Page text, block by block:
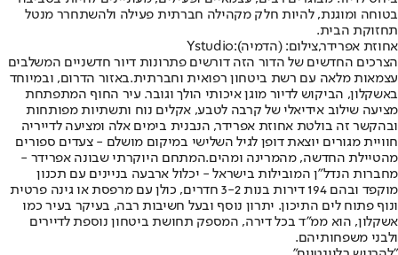
בטוחה ומוגנת, להיות חלק מקהילה חברתית פעילה ולהשתחרר מנטל
תחזוקת הבית.
אחוזת אפרידר,צילום: (הדמיה):Ystudio
הצרכים החדשים של הדור הזה דורשים פתרונות דיור חדשניים המשלבים
עצמאות מלאה עם רשת ביטחון רפואית וחברתית.באזור הדרום, ובמיוחד
באשקלון, הביקוש לדיור מוגן איכותי הולך וגובר. עיר החוף המתפתחת
מציעה שילוב אידיאלי של קרבה לטבע, אקלים נוח ותשתיות מפותחות
ובהקשר זה בולטת אחוזת אפרידר, הנבנית בימים אלה ומציעה לדייריה
חוויית מגורים יוצאת דופן לגיל השלישי במיקום מושלם - צעדים ספורים
מהטיילת החדשה, מהמרינה ומהים.המתחם היוקרתי שבונה אפרידר -
מחברות הנדל"ן המובילות בישראל - יכלול ארבעה בניינים עם תכנון
מוקפד ובהם 194 דירות בנות 3-2 חדרים, כולן עם מרפסת או גינה פרטית
ונוף פתוח לים התיכון. יתרון נוסף ובעל חשיבות רבה, בעיקר בעיר כמו
אשקלון, הוא ממ"ד בכל דירה, המספק תחושת ביטחון נוספת לדיירים
ולבני משפחותיהם.